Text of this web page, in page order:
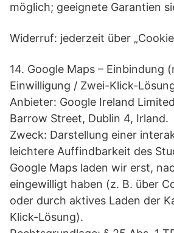
möglich; geeignete Garantien
Widerruf: jederzeit über
14. Google Maps – Einbindung
Einwilligung / Zwei-Klick-
Anbieter: Google Ireland
Barrow Street, Dublin 4, Irland.
Zweck: Darstellung einer
leichtere Auffindbarkeit des
Google Maps laden wir erst,
eingewilligt haben (z. B. über
oder durch aktives Laden der
Klick-Lösung).